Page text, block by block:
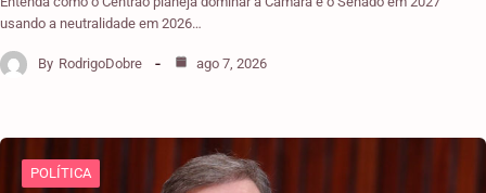
usando a neutralidade em 2026…
By RodrigoDobre ago 7, 2026
POLÍTICA